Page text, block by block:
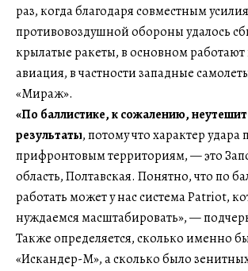
раз, когда благодаря совместным
противовоздушной обороны удалось
крылатые ракеты, в основном
авиация, в частности западные
«Мираж».
«По баллистике, к сожалению,
результаты, потому что характер удара
прифронтовым территориям, — это
область, Полтавская. Понятно, что по
работать может у нас система Patriot,
нуждаемся масштабировать», —
Также определяется, сколько именно
«Искандер-M», а сколько было